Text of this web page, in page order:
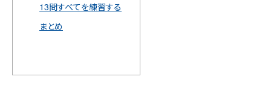
13問すべてを練習する
まとめ